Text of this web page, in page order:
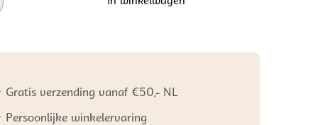
Gratis verzending vanaf €50,- NL
Persoonlijke winkelervaring